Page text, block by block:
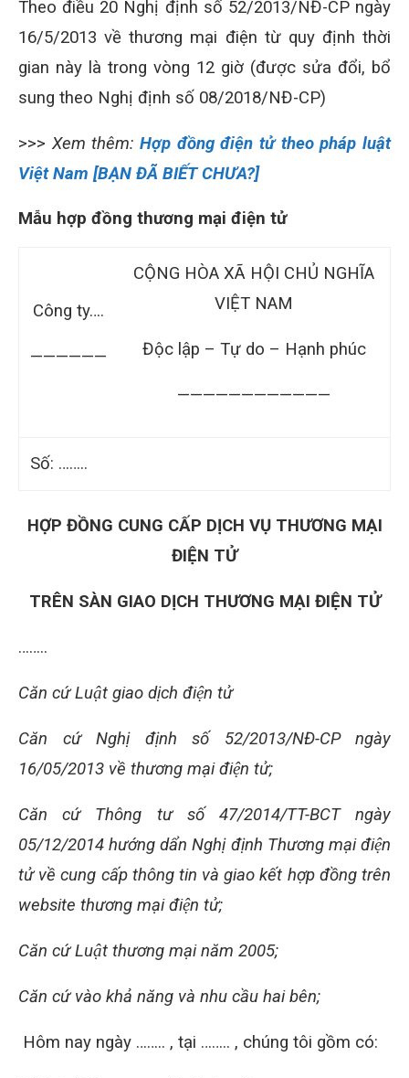
Theo điều 20 Nghị định số 52/2013/NĐ-CP ngày
16/5/2013 về thương mại điện từ quy định thời
gian này là trong vòng 12 giờ (được sửa đổi, bổ
sung theo Nghị định số 08/2018/NĐ-CP)
>>> Xem thêm:Hợp đồng điện tử theo pháp luật
Việt Nam [BẠN ĐÃ BIẾT CHƯA?]
Mẫu hợp đồng thương mại điện tử
Công ty….
——————
CỘNG HÒA XÃ HỘI CHỦ NGHĨA
VIỆT NAM
Độc lập – Tự do – Hạnh phúc
————————————
Số: ……..
HỢP ĐỒNG CUNG CẤP DỊCH VỤ THƯƠNG MẠI
ĐIỆN TỬ
TRÊN SÀN GIAO DỊCH THƯƠNG MẠI ĐIỆN TỬ
……..
Căn cứ Luật giao dịch điện tử
Căn cứ Nghị định số 52/2013/NĐ-CP ngày
16/05/2013 về thương mại điện tử;
Căn cứ Thông tư số 47/2014/TT-BCT ngày
05/12/2014 hướng dẩn Nghị định Thương mại điện
tử về cung cấp thông tin và giao kết hợp đồng trên
website thương mại điện tử;
Căn cứ Luật thương mại năm 2005;
Căn cứ vào khả năng và nhu cầu hai bên;
Hôm nay ngày …….. , tại …….. , chúng tôi gồm có: